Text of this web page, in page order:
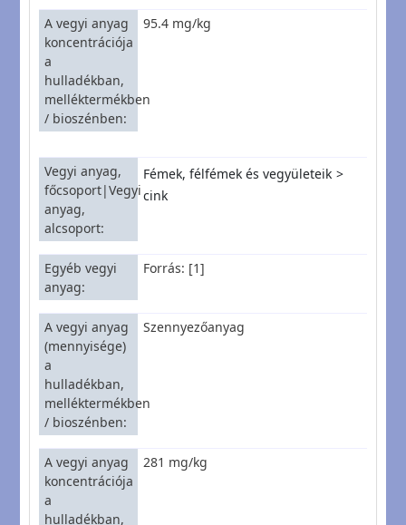
A vegyi anyag
koncentrációja
a
hulladékban,
melléktermékben
/ bioszénben
95.4 mg/kg
Vegyi anyag,
főcsoport|Vegyi
anyag,
alcsoport
Fémek, félfémek és vegyületeik
cink
Egyéb vegyi
anyag
Forrás: [1]
A vegyi anyag
(mennyisége)
a
hulladékban,
melléktermékben
/ bioszénben
Szennyezőanyag
A vegyi anyag
koncentrációja
a
hulladékban,
281 mg/kg